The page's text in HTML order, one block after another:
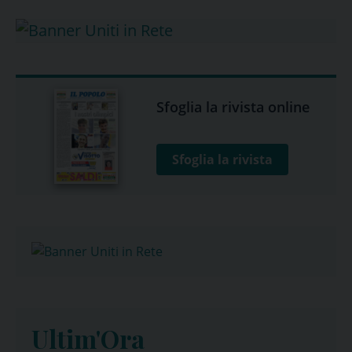
Sfoglia la rivista online
Sfoglia la rivista
Ultim'Ora